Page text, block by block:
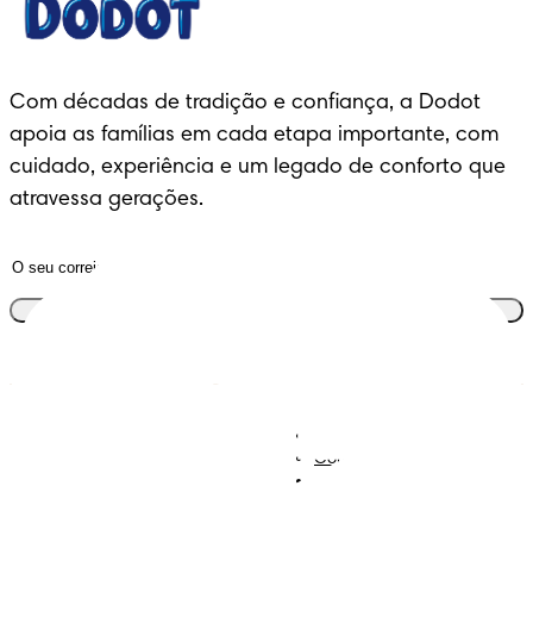
Com décadas de tradição e confiança, a Dodot
apoia as famílias em cada etapa importante, com
cuidado, experiência e um legado de conforto que
atravessa gerações.
Contacta-nos